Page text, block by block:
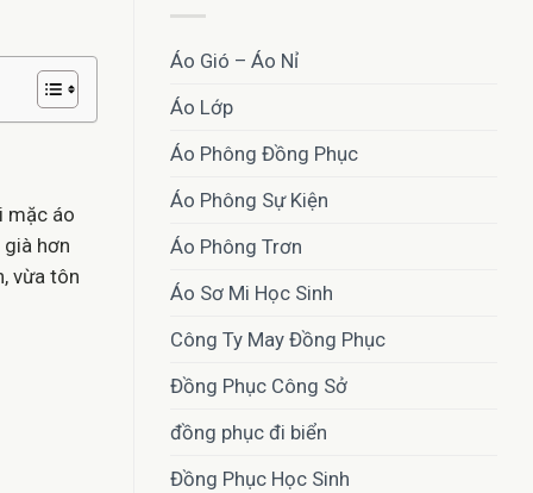
mặc áo
hơn
vừa tôn
Áo Gió – Áo Nỉ
Áo Lớp
Áo Phông Đồng Phục
Áo Phông Sự Kiện
Áo Phông Trơn
Áo Sơ Mi Học Sinh
Công Ty May Đồng Phục
Đồng Phục Công Sở
đồng phục đi biển
Đồng Phục Học Sinh